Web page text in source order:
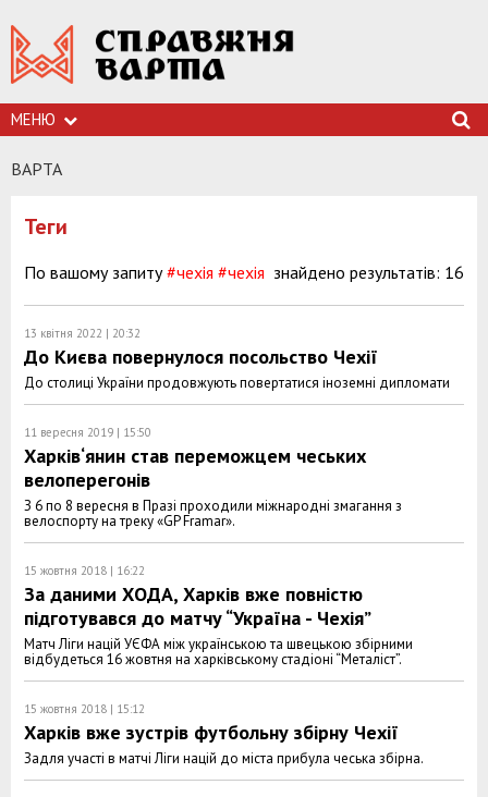
МЕНЮ
ВАРТА
Теги
По вашому запиту#чехія #чехія знайдено результатів: 16
13 квітня 2022 | 20:32
До Києва повернулося посольство Чехії
До столиці України продовжують повертатися іноземні дипломати
11 вересня 2019 | 15:50
Харків‘янин став переможцем чеських
велоперегонів
З 6 по 8 вересня в Празі проходили міжнародні змагання з
велоспорту на треку «GP Framar».
15 жовтня 2018 | 16:22
За даними ХОДА, Харків вже повністю
підготувався до матчу “Україна - Чехія”
Матч Ліги націй УЄФА між українською та швецькою збірними
відбудеться 16 жовтня на харківському стадіоні “Металіст”.
15 жовтня 2018 | 15:12
Харків вже зустрів футбольну збірну Чехії
Задля участі в матчі Ліги націй до міста прибула чеська збірна.